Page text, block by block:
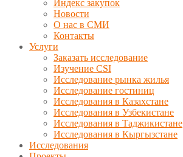
Индекс закупок
Новости
О нас в СМИ
Контакты
Услуги
Заказать исследование
Изучение CSI
Исследование рынка жилья
Исследование гостиниц
Исследования в Казахстане
Исследования в Узбекистане
Исследования в Таджикистане
Исследования в Кыргызстане
Исследования